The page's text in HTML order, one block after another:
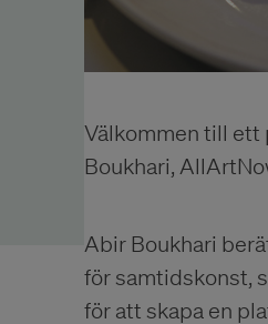
Välkommen till ett
Boukhari,
Abir Boukhari
för samtidskonst,
för att skapa en